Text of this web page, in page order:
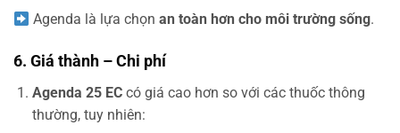
Agenda là lựa chọnan toàn hơn cho môi trường sống.
6. Giá thành – Chi phí
Agenda 25 ECcó giá cao hơn so với các thuốc thông
thường, tuy nhiên: